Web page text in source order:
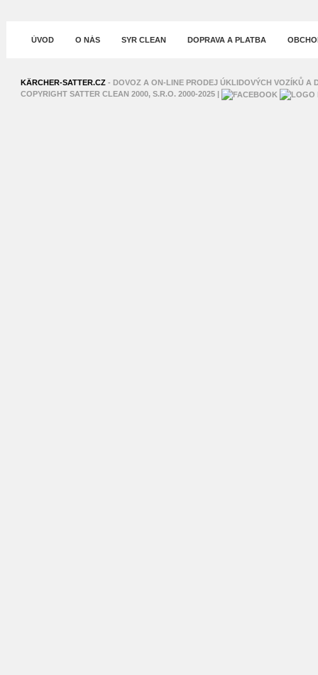
ÚVOD O NÁS SYR CLEAN DOPRAVA A PLATBA
SHAHWA
KÄRCHER-SATTER.CZ- DOVOZ A ON-LINE PRODEJ ÚKLIDOVÝCH VOZÍKŮ A
COPYRIGHT SATTER CLEAN 2000, S.R.O. 2000-2025 |